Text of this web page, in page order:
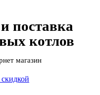
поставка
котлов
магазин